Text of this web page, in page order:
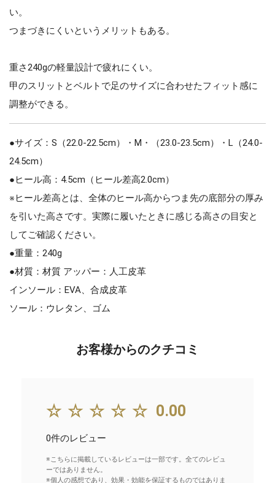
い。
つまづきにくいというメリットもある。
重さ240gの軽量設計で疲れにくい。
甲のスリットとベルトで足のサイズに合わせたフィット感に
調整ができる。
●サイズ：S（22.0-22.5cm）・M・（23.0-23.5cm）・L（24.0-
24.5cm）
●ヒール高：4.5cm（ヒール差高2.0cm）
※ヒール差高とは、全体のヒール高からつま先の底部分の厚み
を引いた高さです。実際に履いたときに感じる高さの目安と
してご確認ください。
●重量：240g
●材質：材質 アッパー：人工皮革
インソール：EVA、合成皮革
ソール：ウレタン、ゴム
お客様からのクチコミ
☆☆☆☆☆ 0.00
0件のレビュー
※こちらに掲載しているレビューは一部です。全てのレビュ
ーではありません。
※個人の感想であり、効果・効能を保証するものではありま